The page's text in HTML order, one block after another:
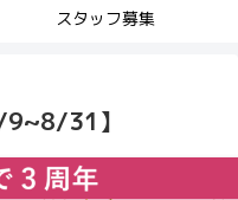
スタッフ募集
9~8/31】